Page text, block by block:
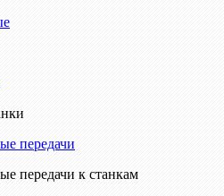
передачи
передачи к станкам